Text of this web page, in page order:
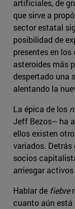
artificiales, de
que sirve a
sector estatal
posibilidad de
presentes en
asteroides más
despertado una
alentando la
La épica de los
Jeff Bezos– ha
ellos existen
variados.
socios
arriesgar
Hablar de fiebre
cuanto aún está